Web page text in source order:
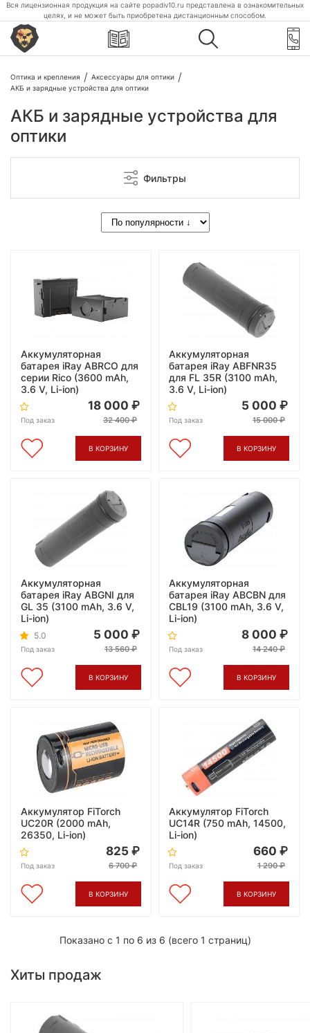
Вся лицензионная продукция на сайте popadiv10.ru представлена в ознакомительных
целях, и не может быть приобретена дистанционным способом.
Оптика и крепления
Аксессуары для оптики
АКБ и зарядные устройства для оптики
АКБ и зарядные устройства для
оптики
Фильтры
Аккумуляторная
батарея iRay ABRCO для
серии Rico (3600 mAh,
3.6 V, Li-ion)
Под заказ
18 000
32 400
В КОРЗИНУ
Аккумуляторная
батарея iRay ABFNR35
для FL 35R (3100 mAh,
3.6 V, Li-ion)
Под заказ
5 000
15 000
В КОРЗИНУ
Аккумуляторная
батарея iRay ABGNI для
GL 35 (3100 mAh, 3.6 V,
Li-ion)
5.0
Под заказ
5 000
13 560
В КОРЗИНУ
Аккумуляторная
батарея iRay ABCBN для
CBL19 (3100 mAh, 3.6 V,
Li-ion)
Под заказ
8 000
14 240
В КОРЗИНУ
Аккумулятор FiTorch
UC20R (2000 mAh,
26350, Li-ion)
Под заказ
825
6 700
В КОРЗИНУ
Аккумулятор FiTorch
UC14R (750 mAh, 14500,
Li-ion)
Под заказ
660
1 290
В КОРЗИНУ
Показано с 1 по 6 из 6 (всего 1 страниц)
Хиты продаж